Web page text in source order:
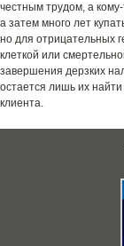
честным трудом, а
а затем много лет
но для отрицательных
клеткой или
завершения дерзких
остается лишь их
клиента.